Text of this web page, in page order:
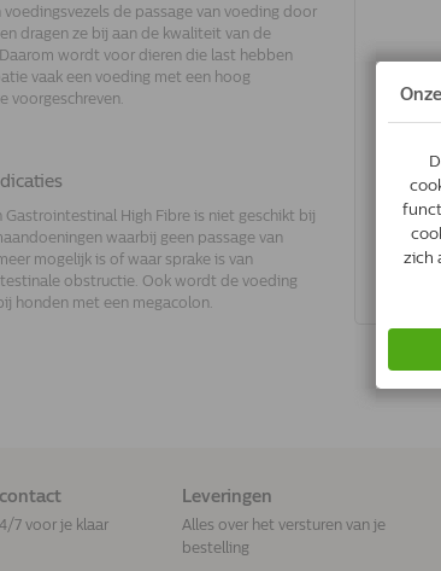
voedingsvezels de passage van voeding door
dragen ze bij aan de kwaliteit van de
wordt voor dieren die last hebben
vaak een voeding met een hoog
voorgeschreven.
Gastrointestinal High Fibre is niet geschikt bij
waarbij geen passage van
mogelijk is of waar sprake is van
obstructie. Ook wordt de voeding
honden met een megacolon.
Royal
7 voor je klaar
Leveringen
Alles over het versturen van je
bestelling